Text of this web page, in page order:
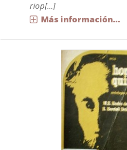
riop[...]
Más información...